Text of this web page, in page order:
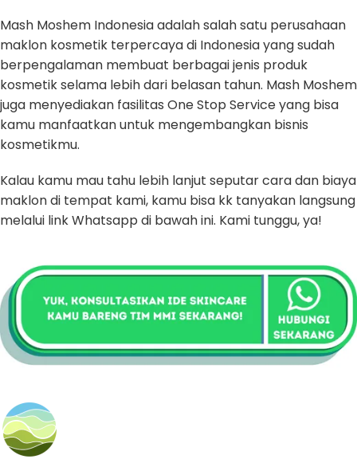
Mash Moshem Indonesia adalah salah satu perusahaan
maklon kosmetik terpercaya di Indonesia yang sudah
berpengalaman membuat berbagai jenis produk
kosmetik selama lebih dari belasan tahun. Mash Moshem
juga menyediakan fasilitas One Stop Service yang bisa
kamu manfaatkan untuk mengembangkan bisnis
kosmetikmu.
Kalau kamu mau tahu lebih lanjut seputar cara dan biaya
maklon di tempat kami, kamu bisa kk tanyakan langsung
melalui link Whatsapp di bawah ini. Kami tunggu, ya!